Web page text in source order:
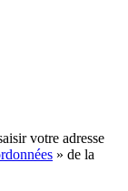
votre adresse
» de la